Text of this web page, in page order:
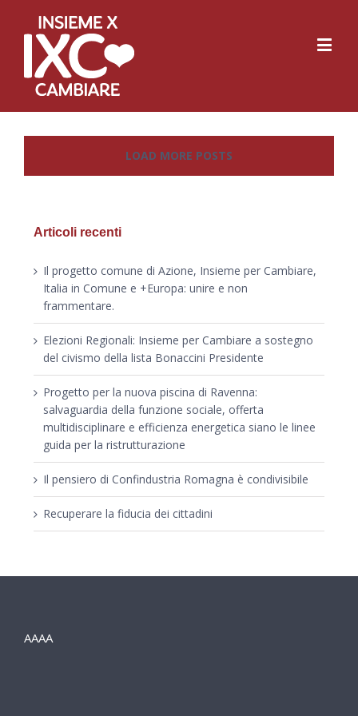
LOAD MORE POSTS
Articoli recenti
Il progetto comune di Azione, Insieme per Cambiare,
Italia in Comune e +Europa: unire e non
frammentare.
Elezioni Regionali: Insieme per Cambiare a sostegno
del civismo della lista Bonaccini Presidente
Progetto per la nuova piscina di Ravenna:
salvaguardia della funzione sociale, offerta
multidisciplinare e efficienza energetica siano le linee
guida per la ristrutturazione
Il pensiero di Confindustria Romagna è condivisibile
Recuperare la fiducia dei cittadini
AAAA